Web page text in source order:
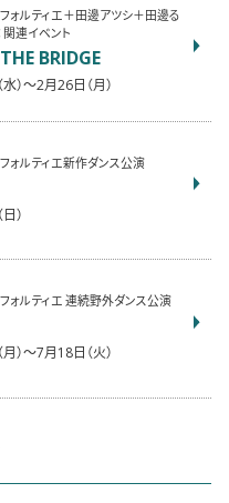
ォルティエ＋田邊アツシ＋田邊る
連イベント
BRIDGE
）〜2月26日（月）
ォルティエ新作ダンス公演
）
ォルティエ 連続野外ダンス公演
）〜7月18日（火）